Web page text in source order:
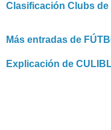
Clasificación Clubs
Más entradas de
Explicación de